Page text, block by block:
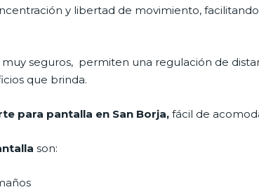
y libertad de movimiento,
muy seguros, permiten una regulación de
que brinda.
para pantalla en San Borja, fácil de
son: